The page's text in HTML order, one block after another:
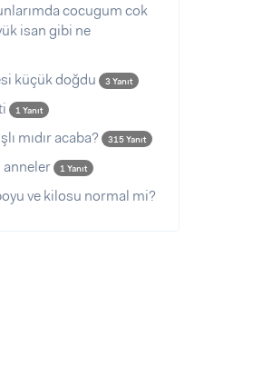
cocugum cok
isan gibi ne
küçük doğdu 3 Yanıt
1 Yanıt
mıdır acaba? 315 Yanıt
anneler 1 Yanıt
ve kilosu normal mi?